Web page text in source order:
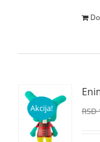
Akcija! RSD